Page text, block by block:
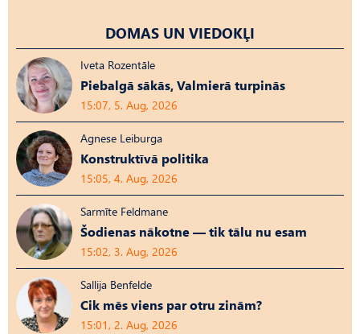
DOMAS UN VIEDOKĻI
Iveta Rozentāle
Piebalgā sākās, Valmierā turpinās
15:07, 5. Aug, 2026
Agnese Leiburga
Konstruktīvā politika
15:05, 4. Aug, 2026
Sarmīte Feldmane
Šodienas nākotne — tik tālu nu esam
15:02, 3. Aug, 2026
Sallija Benfelde
Cik mēs viens par otru zinām?
15:01, 2. Aug, 2026